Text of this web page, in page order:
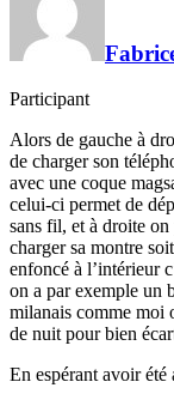
Participant
Alors de gauche à
de charger son
avec une coque
celui-ci permet de
sans fil, et à droite
charger sa montre
enfoncé à l’intérieur
on a par exemple un
milanais comme moi
de nuit pour bien
En espérant avoir été